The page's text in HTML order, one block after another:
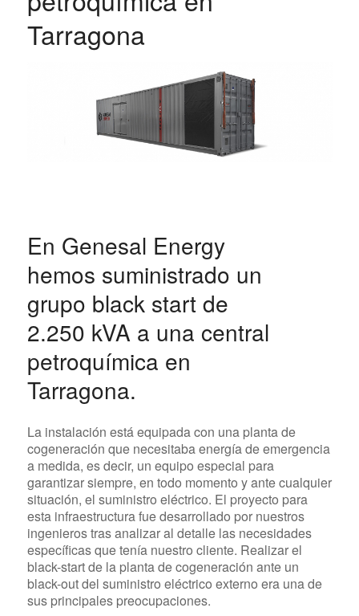
Tarragona
En Genesal Energy
hemos suministrado un
grupo black start de
2.250 kVA a una central
petroquímica en
Tarragona.
La instalación está equipada con una planta de
cogeneración que necesitaba energía de emergencia
a medida, es decir, un equipo especial para
garantizar siempre, en todo momento y ante cualquier
situación, el suministro eléctrico. El proyecto para
esta infraestructura fue desarrollado por nuestros
ingenieros tras analizar al detalle las necesidades
específicas que tenía nuestro cliente. Realizar el
black-start de la planta de cogeneración ante un
black-out del suministro eléctrico externo era una de
sus principales preocupaciones.